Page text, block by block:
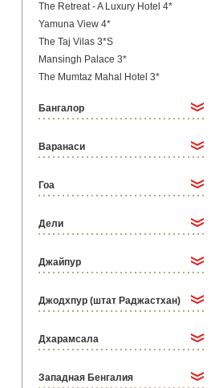
The Retreat - A Luxury Hotel 4*
Yamuna View 4*
The Taj Vilas 3*S
Mansingh Palace 3*
The Mumtaz Mahal Hotel 3*
Бангалор
Варанаси
Гоа
Дели
Джайпур
Джодхпур (штат Раджастхан)
Дхарамсала
Западная Бенгалия